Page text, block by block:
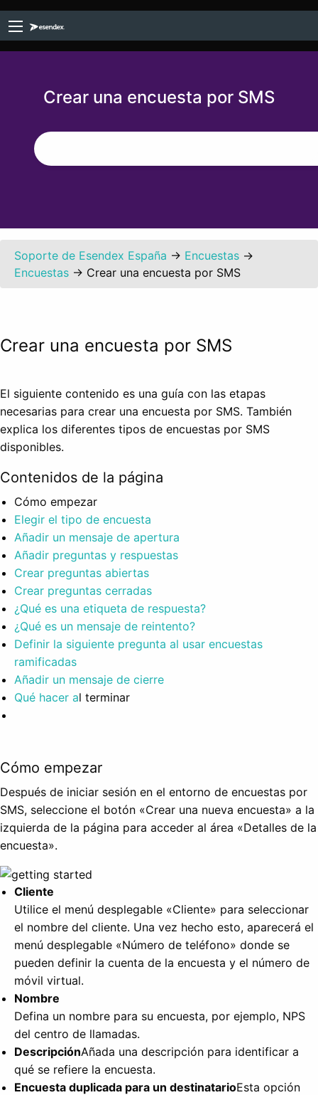
Crear una encuesta por SMS
Soporte de Esendex España → Encuestas →
Encuestas → Crear una encuesta por SMS
Crear una encuesta por SMS
El siguiente contenido es una guía con las etapas
necesarias para crear una encuesta por SMS. También
explica los diferentes tipos de encuestas por SMS
disponibles.
Contenidos de la página
Cómo empezar
Elegir el tipo de encuesta
Añadir un mensaje de apertura
Añadir preguntas y respuestas
Crear preguntas abiertas
Crear preguntas cerradas
¿Qué es una etiqueta de respuesta?
¿Qué es un mensaje de reintento?
Definir la siguiente pregunta al usar encuestas
ramificadas
Añadir un mensaje de cierre
Qué hacer al terminar
Cómo empezar
Después de iniciar sesión en el entorno de encuestas por
SMS, seleccione el botón «Crear una nueva encuesta» a la
izquierda de la página para acceder al área «Detalles de la
encuesta».
Cliente
Utilice el menú desplegable «Cliente» para seleccionar
el nombre del cliente. Una vez hecho esto, aparecerá el
menú desplegable «Número de teléfono» donde se
pueden definir la cuenta de la encuesta y el número de
móvil virtual.
Nombre
Defina un nombre para su encuesta, por ejemplo, NPS
del centro de llamadas.
DescripciónAñada una descripción para identificar a
qué se refiere la encuesta.
Encuesta duplicada para un destinatarioEsta opción